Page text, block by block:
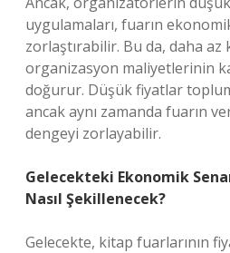
uygulamaları, fuarın
zorlaştırabilir. Bu da, daha az
organizasyon maliyetlerinin
doğurur. Düşük fiyatlar
ancak aynı zamanda fuarın
dengeyi zorlayabilir.
Gelecekteki Ekonomik
Nasıl Şekillenecek?
Gelecekte, kitap fuarlarının